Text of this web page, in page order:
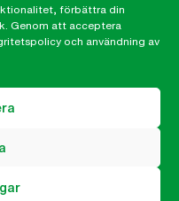
förbättra din
Genom att acceptera
och användning av
om hemmet istället,
det finns inget som
skörd. Att dessutom
och att vi lever i
är värt allt arbete.